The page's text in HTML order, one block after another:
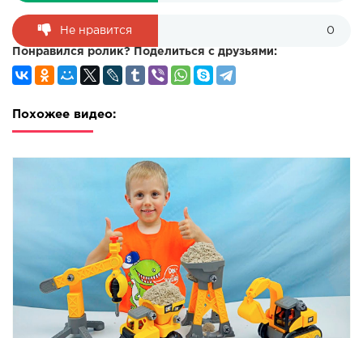
Композиция "Celebration" принадлежит исполнителю
Purple-PlanetЛицензия: Исполнитель:
Не нравится 0
Понравился ролик? Поделиться с друзьями:
Похожее видео: